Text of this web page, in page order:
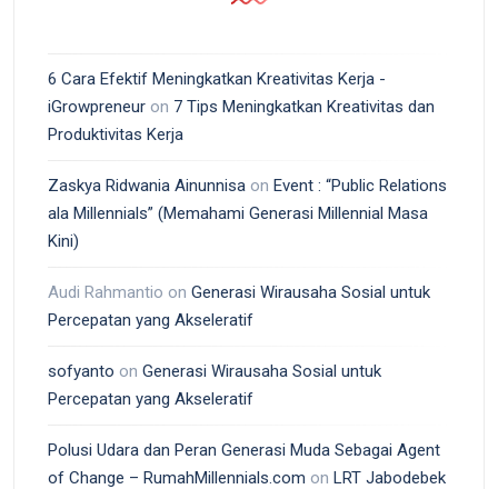
6 Cara Efektif Meningkatkan Kreativitas Kerja -
iGrowpreneur on 7 Tips Meningkatkan Kreativitas dan
Produktivitas Kerja
Zaskya Ridwania Ainunnisa on Event : “Public Relations
ala Millennials” (Memahami Generasi Millennial Masa
Kini)
Audi Rahmantio on Generasi Wirausaha Sosial untuk
Percepatan yang Akseleratif
sofyanto on Generasi Wirausaha Sosial untuk
Percepatan yang Akseleratif
Polusi Udara dan Peran Generasi Muda Sebagai Agent
of Change – RumahMillennials.com on LRT Jabodebek